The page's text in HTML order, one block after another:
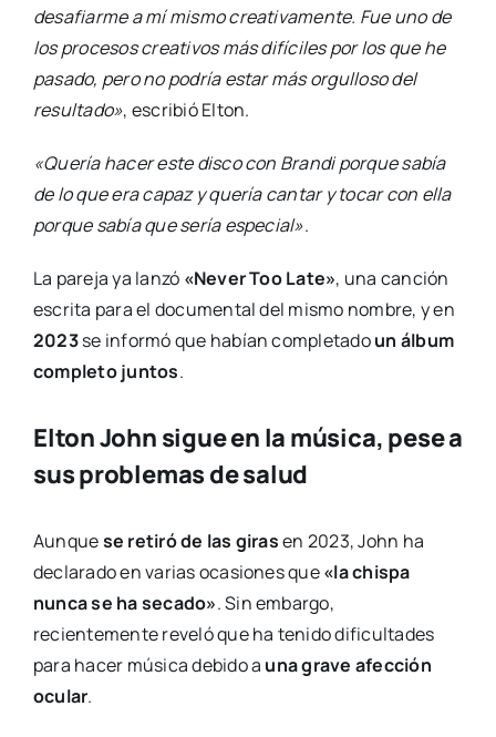
desafiarme a mí mismo creativamente. Fue uno de
los procesos creativos más difíciles por los que he
pasado, pero no podría estar más orgulloso del
resultado», escribió Elton.
«Quería hacer este disco con Brandi porque sabía
de lo que era capaz y quería cantar y tocar con ella
porque sabía que sería especial».
La pareja ya lanzó «Never Too Late», una canción
escrita para el documental del mismo nombre, y en
2023se informó que habían completadoun álbum
completo juntos.
Elton John sigue en la música, pese a
sus problemas de salud
Aunquese retiró de las girasen 2023, John ha
declarado en varias ocasiones que«la chispa
nunca se ha secado». Sin embargo,
recientemente reveló que ha tenido dificultades
para hacer música debido a una grave afección
ocular.